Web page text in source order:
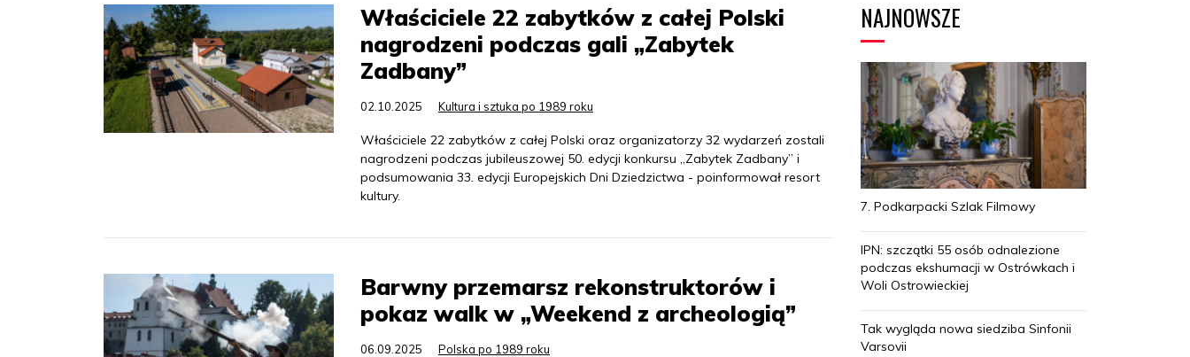
Właściciele 22 zabytków z całej Polski
nagrodzeni podczas gali „Zabytek
Zadbany”
02.10.2025 Kultura i sztuka po 1989 roku
Właściciele 22 zabytków z całej Polski oraz organizatorzy 32 wydarzeń zostali
nagrodzeni podczas jubileuszowej 50. edycji konkursu „Zabytek Zadbany” i
podsumowania 33. edycji Europejskich Dni Dziedzictwa - poinformował resort
kultury.
Barwny przemarsz rekonstruktorów i
pokaz walk w „Weekend z archeologią”
06.09.2025 Polska po 1989 roku
NAJNOWSZE
7. Podkarpacki Szlak Filmowy
IPN: szczątki 55 osób odnalezione
podczas ekshumacji w Ostrówkach i
Woli Ostrowieckiej
Tak wygląda nowa siedziba Sinfonii
Varsovii